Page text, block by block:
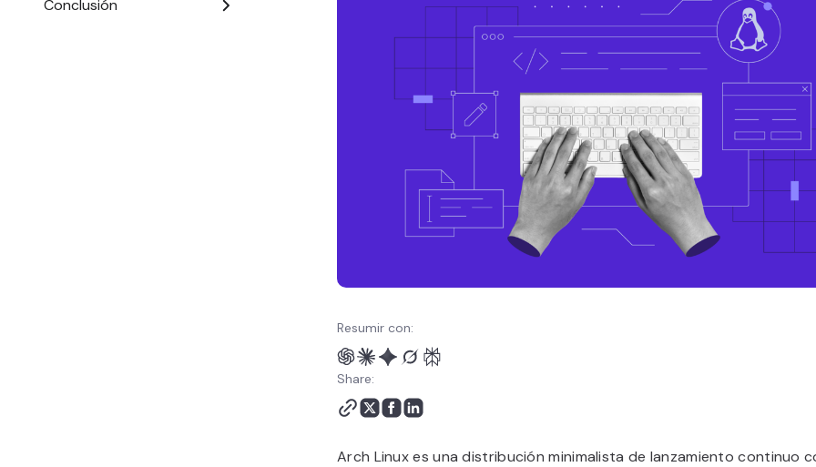
Conclusión
Resumir con:
Share:
Arch Linux es una distribución minimalista de lanzamiento continuo